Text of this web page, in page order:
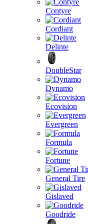
Contyre
Cordiant
Delinte
DoubleStar
Dynamo
Ecovision
Evergreen
Formula
Fortune
General Tire
Gislaved
Goodride